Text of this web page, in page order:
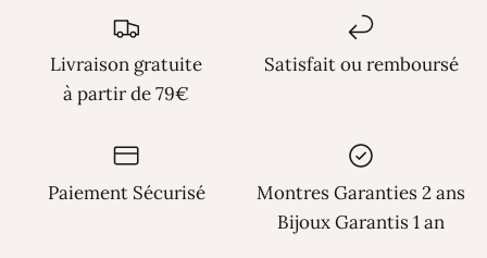
Livraison gratuite
à partir de 79€
Satisfait ou remboursé
Paiement Sécurisé
Montres Garanties 2 ans
Bijoux Garantis 1 an